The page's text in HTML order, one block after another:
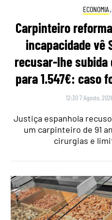
ECONOMIA ,
Carpinteiro
incapacidade vê
recusar-lhe subida
para 1.547€: caso
12:30 7 Agosto,
Justiça espanhola
um carpinteiro de 91
cirurgias e